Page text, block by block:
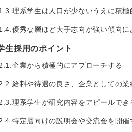
1.3.理系学生は人口が少ないうえに積
1.4.優秀な層ほど大手志向が強い傾向に
生採用のポイント
2.1.企業から積極的にアプローチする
2.2.給料や待遇の良さ、企業としての業
2.3.理系学生が研究内容をアピールでき
2.4.特定層向けの説明会や交流会を開催